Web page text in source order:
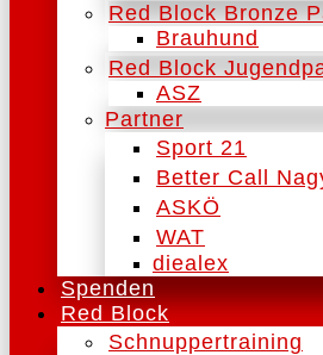
Red Block Bronze
Brauhund
Red Block
ASZ
Partner
Sport 21
Better Call
ASKÖ
WAT
diealex
Spenden
Red Block
Schnuppertraining